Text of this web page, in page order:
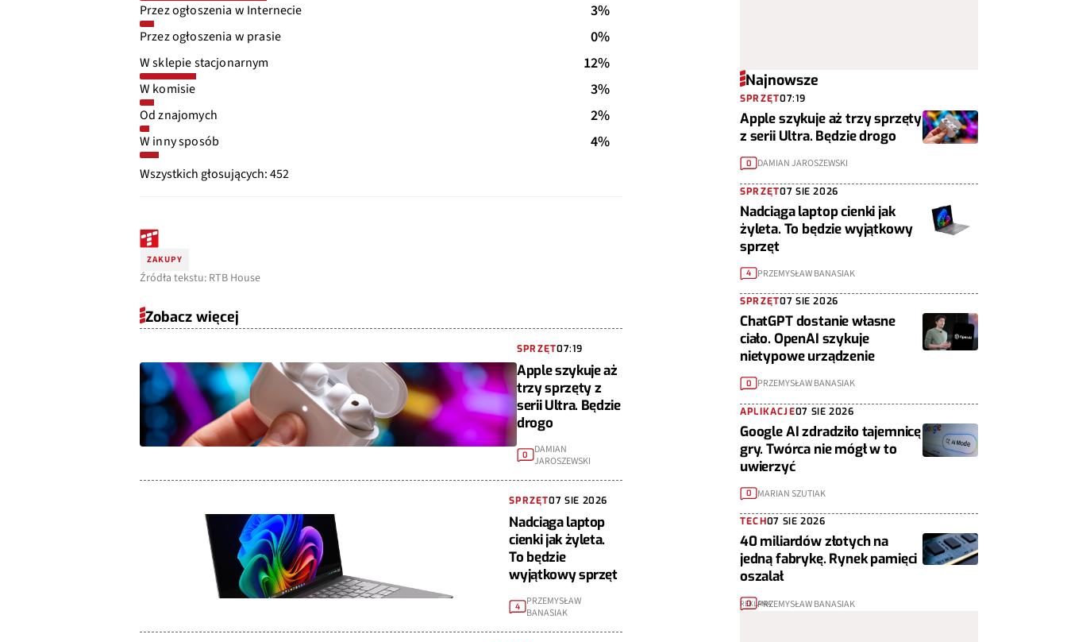
Przez ogłoszenia w Internecie 3%
Przez ogłoszenia w prasie 0%
W sklepie stacjonarnym 12%
W komisie 3%
Od znajomych 2%
W inny sposób 4%
Wszystkich głosujących: 452
ZAKUPY
Źródła tekstu: RTB House
Zobacz więcej
SPRZĘT07:19
Apple szykuje aż
trzy sprzęty z
serii Ultra. Będzie
drogo
0
DAMIAN
JAROSZEWSKI
SPRZĘT07 SIE 2026
Nadciąga laptop
cienki jak żyleta.
To będzie
wyjątkowy sprzęt
4
PRZEMYSŁAW
BANASIAK
Najnowsze
SPRZĘT07:19
Apple szykuje aż trzy sprzęty
z serii Ultra. Będzie drogo
0 DAMIAN JAROSZEWSKI
SPRZĘT07 SIE 2026
Nadciąga laptop cienki jak
żyleta. To będzie wyjątkowy
sprzęt
4 PRZEMYSŁAW BANASIAK
SPRZĘT07 SIE 2026
ChatGPT dostanie własne
ciało. OpenAI szykuje
nietypowe urządzenie
0 PRZEMYSŁAW BANASIAK
APLIKACJE07 SIE 2026
Google AI zdradziło tajemnicę
gry. Twórca nie mógł w to
uwierzyć
0 MARIAN SZUTIAK
TECH07 SIE 2026
40 miliardów złotych na
jedną fabrykę. Rynek pamięci
oszalał
0 PRZEMYSŁAW BANASIAK